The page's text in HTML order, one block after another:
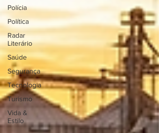
Polícia
Política
Radar
Literário
Saúde
Segurança
Tecnologia
Turismo
Vida &
Estilo